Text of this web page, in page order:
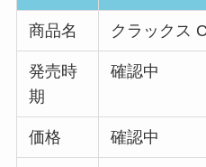
商品名 クラックス
発売時
期
確認中
価格 確認中